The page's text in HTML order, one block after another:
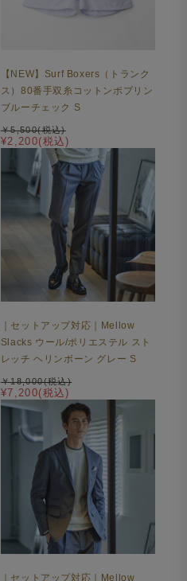
【NEW】Surf Boxers（トランク
ス）80番手双糸コットンポプリン
ブルーチェック S
¥2,200(税込)
￥5,500(税込)
｜セットアップ対応｜Mellow
Slacks ウール/ポリエステル スト
レッチ ヘリンボーン グレー S
¥7,200(税込)
￥18,000(税込)
｜セットアップ対応｜Mellow